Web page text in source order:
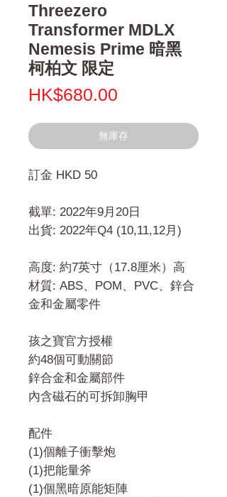
Threezero
Transformer MDLX
Nemesis Prime 暗黑
柯柏文 限定
HK$680.00
無庫存
訂金 HKD 50
截單: 2022年9月20日
出貨: 2022年Q4 (10,11,12月)
高度: 約7英寸（17.8厘米）高
材質: ABS、POM、PVC、鋅合
金和金屬零件
孩之寶官方授權
約48個可動關節
鋅合金和金屬部件
內含磁石的可拆卸胸甲
配件
(1)個離子衝擊炮
(1)把能量斧
(1)個黑暗原能矩陣